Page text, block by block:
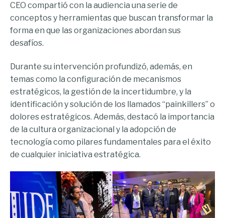
CEO compartió con la audiencia una serie de
conceptos y herramientas que buscan transformar la
forma en que las organizaciones abordan sus
desafíos.
Durante su intervención profundizó, además, en
temas como la configuración de mecanismos
estratégicos, la gestión de la incertidumbre, y la
identificación y solución de los llamados “painkillers” o
dolores estratégicos. Además, destacó la importancia
de la cultura organizacional y la adopción de
tecnología como pilares fundamentales para el éxito
de cualquier iniciativa estratégica.